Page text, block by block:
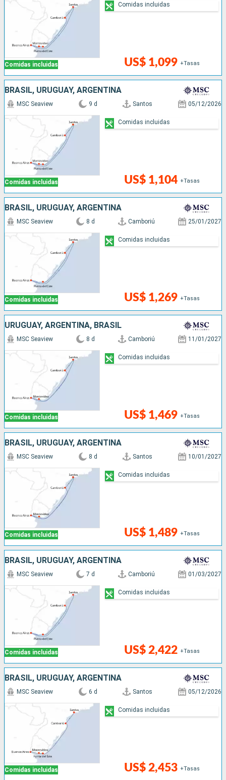
Comidas incluidas US$ 1,099 +Tasas
Comidas incluidas
BRASIL, URUGUAY, ARGENTINA
Comidas incluidas
MSC Seaview 9 d Santos 05/12/2026
US$ 1,104 +Tasas
Comidas incluidas
BRASIL, URUGUAY, ARGENTINA
Comidas incluidas
MSC Seaview 8 d Camboriú 25/01/2027
US$ 1,269 +Tasas
Comidas incluidas
URUGUAY, ARGENTINA, BRASIL
Comidas incluidas
MSC Seaview 8 d Camboriú 11/01/2027
US$ 1,469 +Tasas
Comidas incluidas
BRASIL, URUGUAY, ARGENTINA
Comidas incluidas
MSC Seaview 8 d Santos 10/01/2027
US$ 1,489 +Tasas
Comidas incluidas
BRASIL, URUGUAY, ARGENTINA
Comidas incluidas
MSC Seaview 7 d Camboriú 01/03/2027
US$ 2,422 +Tasas
Comidas incluidas
BRASIL, URUGUAY, ARGENTINA
Comidas incluidas
MSC Seaview 6 d Santos 05/12/2026
US$ 2,453 +Tasas
Comidas incluidas